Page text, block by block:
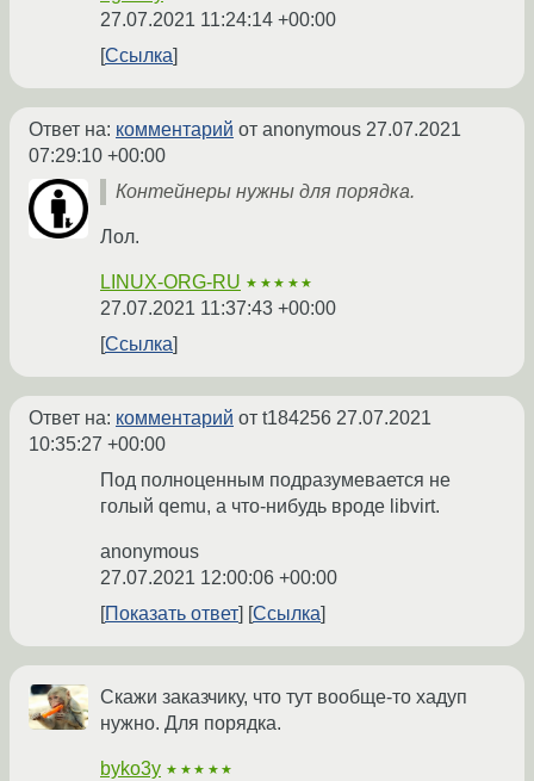
27.07.2021 11:24:14 +00:00
Ссылка
Ответ на: комментарий от anonymous 27.07.2021
07:29:10 +00:00
Контейнеры нужны для порядка.
Лол.
LINUX-ORG-RU ★★★★★
27.07.2021 11:37:43 +00:00
Ссылка
Ответ на: комментарий от t184256 27.07.2021
10:35:27 +00:00
Под полноценным подразумевается не
голый qemu, а что-нибудь вроде libvirt.
anonymous
27.07.2021 12:00:06 +00:00
Показать ответ
Ссылка
Скажи заказчику, что тут вообще-то хадуп
нужно. Для порядка.
byko3y ★★★★★